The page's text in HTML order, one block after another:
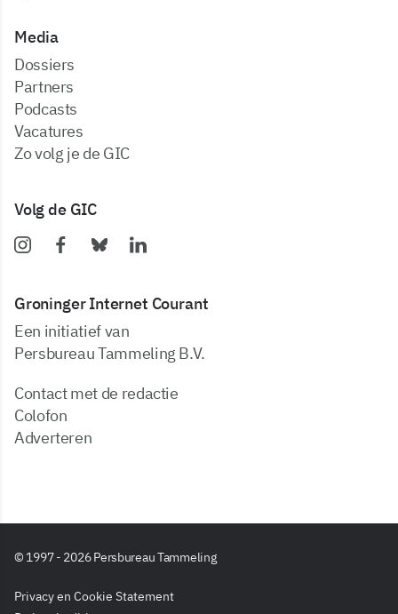
Media
dossiers
partners
podcasts
vacatures
zo volg je de GIC
Volg de GIC
Groninger Internet Courant
Een initiatief van
Persbureau Tammeling B.V.
Contact met de redactie
Colofon
Adverteren
© 1997 - 2026 Persbureau Tammeling
Privacy en Cookie Statement